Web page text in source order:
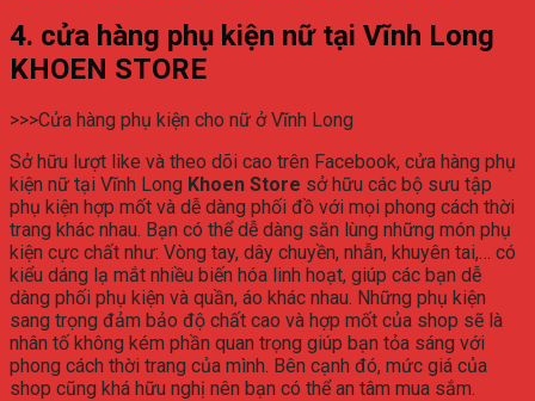
4. cửa hàng phụ kiện nữ tại Vĩnh Long
KHOEN STORE
>>>Cửa hàng phụ kiện cho nữ ở Vĩnh Long
Sở hữu lượt like và theo dõi cao trên Facebook, cửa hàng phụ
kiện nữ tại Vĩnh Long Khoen Store sở hữu các bộ sưu tập
phụ kiện hợp mốt và dễ dàng phối đồ với mọi phong cách thời
trang khác nhau. Bạn có thể dễ dàng săn lùng những món phụ
kiện cực chất như: Vòng tay, dây chuyền, nhẫn, khuyên tai,… có
kiểu dáng lạ mắt nhiều biến hóa linh hoạt, giúp các bạn dễ
dàng phối phụ kiện và quần, áo khác nhau. Những phụ kiện
sang trọng đảm bảo độ chất cao và hợp mốt của shop sẽ là
nhân tố không kém phần quan trọng giúp bạn tỏa sáng với
phong cách thời trang của mình. Bên cạnh đó, mức giá của
shop cũng khá hữu nghị nên bạn có thể an tâm mua sắm.